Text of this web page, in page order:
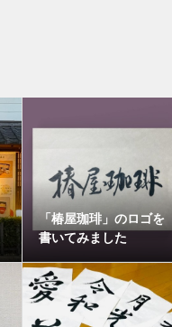
「椿屋珈琲」のロゴを
書いてみました